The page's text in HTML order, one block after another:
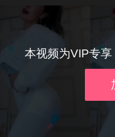
本视频为VIP专享